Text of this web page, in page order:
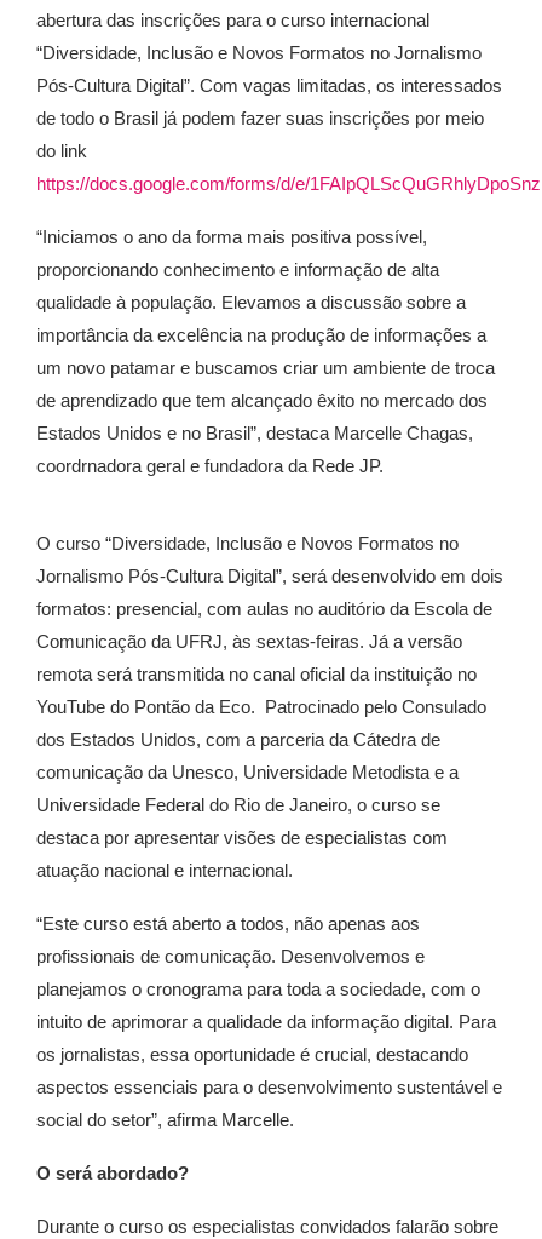
abertura das inscrições para o curso internacional
“Diversidade, Inclusão e Novos Formatos no Jornalismo
Pós-Cultura Digital”. Com vagas limitadas, os interessados
de todo o Brasil já podem fazer suas inscrições por meio
do link
https://docs.google.com/forms/d/e/
“Iniciamos o ano da forma mais positiva possível,
proporcionando conhecimento e informação de alta
qualidade à população. Elevamos a discussão sobre a
importância da excelência na produção de informações a
um novo patamar e buscamos criar um ambiente de troca
de aprendizado que tem alcançado êxito no mercado dos
Estados Unidos e no Brasil”, destaca Marcelle Chagas,
coordrnadora geral e fundadora da Rede JP.
O curso “Diversidade, Inclusão e Novos Formatos no
Jornalismo Pós-Cultura Digital”, será desenvolvido em dois
formatos: presencial, com aulas no auditório da Escola de
Comunicação da UFRJ, às sextas-feiras. Já a versão
remota será transmitida no canal oficial da instituição no
YouTube do Pontão da Eco. Patrocinado pelo Consulado
dos Estados Unidos, com a parceria da Cátedra de
comunicação da Unesco, Universidade Metodista e a
Universidade Federal do Rio de Janeiro, o curso se
destaca por apresentar visões de especialistas com
atuação nacional e internacional.
“Este curso está aberto a todos, não apenas aos
profissionais de comunicação. Desenvolvemos e
planejamos o cronograma para toda a sociedade, com o
intuito de aprimorar a qualidade da informação digital. Para
os jornalistas, essa oportunidade é crucial, destacando
aspectos essenciais para o desenvolvimento sustentável e
social do setor”, afirma Marcelle.
O será abordado?
Durante o curso os especialistas convidados falarão sobre